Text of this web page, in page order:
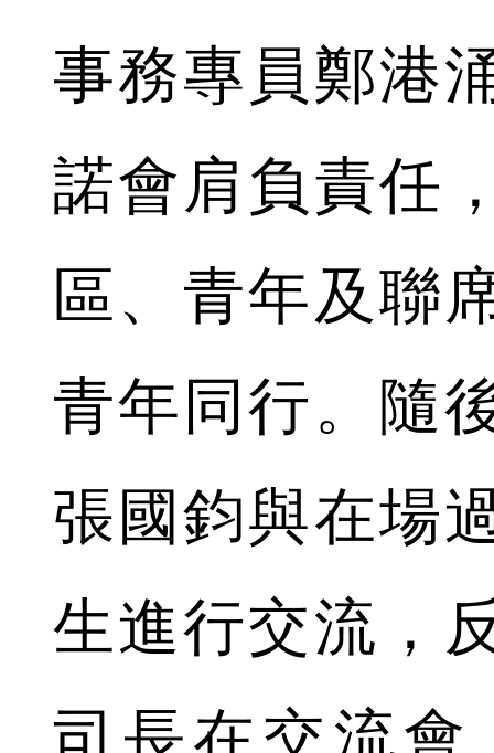
事務專員鄭港
諾會肩負責任
區、青年及聯
青年同行。隨
張國鈞與在場
生進行交流，
司長在交流會